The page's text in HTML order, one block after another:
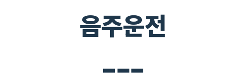
음주운전
___